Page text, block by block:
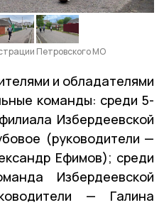
Петровского МО
и обладателями
команды: среди 5-
Избердеевской
(руководители —
Ефимов); среди
Избердеевской
— Галина